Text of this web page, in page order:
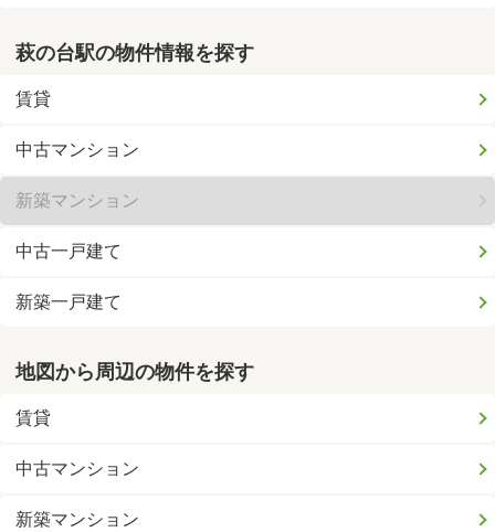
萩の台駅の物件情報を探す
賃貸
中古マンション
新築マンション
中古一戸建て
新築一戸建て
地図から周辺の物件を探す
賃貸
中古マンション
新築マンション